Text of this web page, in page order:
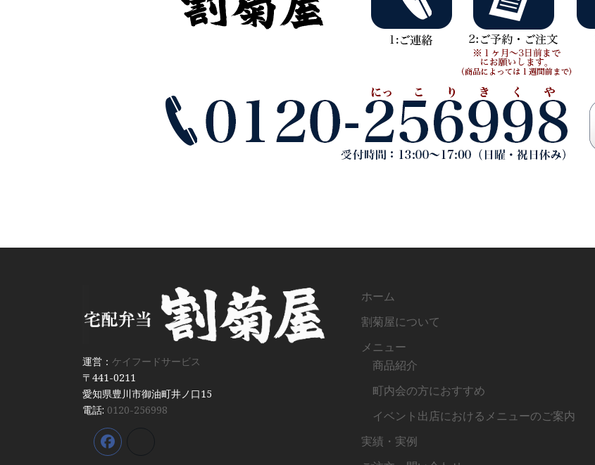
運営： ケイフードサービス
〒441-0211
愛知県豊川市御油町井ノ口15
電話: 0120-256998
ホーム
割菊屋について
メニュー
商品紹介
町内会の方におすすめ
イベント出店におけるメニューのご案内
実績・実例